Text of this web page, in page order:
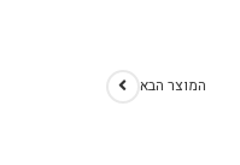
המוצר הבא